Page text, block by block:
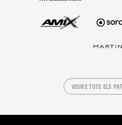
VEURE TOTS ELS